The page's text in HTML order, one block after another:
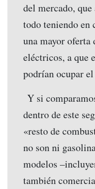
del mercado,
todo teniendo en
una mayor
eléctricos, a que
podrían ocupar
Y si
dentro de este
«resto de
no son ni
modelos
también